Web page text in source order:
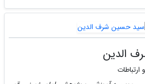
الدین